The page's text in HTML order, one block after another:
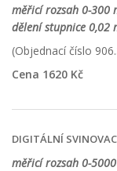
měřicí rozsah 0-300
dělení stupnice 0,02
(Objednací číslo
Cena 1620 Kč
DIGITÁLNÍ
měřicí rozsah 0-